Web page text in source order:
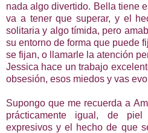
nada algo divertido. Bella tiene
va a tener que superar, y el
solitaria y algo tímida, pero
su entorno de forma que puede
se fijan, o llamarle la atención
Jessica hace un trabajo
obsesión, esos miedos y vas
Supongo que me recuerda a
prácticamente igual, de
expresivos y el hecho de que